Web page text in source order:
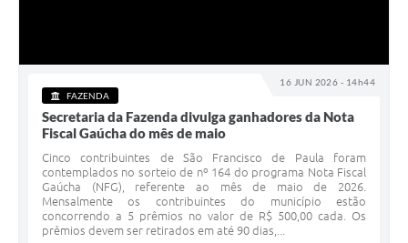
16 JUN 2026 - 14h44
FAZENDA
Secretaria da Fazenda divulga ganhadores da Nota
Fiscal Gaúcha do mês de maio
Cinco contribuintes de São Francisco de Paula foram
contemplados no sorteio de nº 164 do programa Nota Fiscal
Gaúcha (NFG), referente ao mês de maio de 2026.
Mensalmente os contribuintes do município estão
concorrendo a 5 prêmios no valor de R$ 500,00 cada. Os
prêmios devem ser retirados em até 90 dias,...